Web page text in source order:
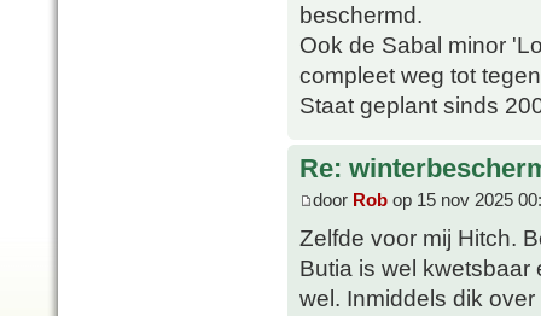
beschermd.
Ook de Sabal minor
compleet weg tot
Staat geplant sinds
Re:
door Rob op 15 nov 2025
Zelfde voor mij Hitch.
Butia is wel kwetsbaar
wel. Inmiddels dik